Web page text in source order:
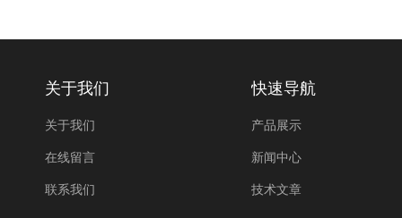
关于我们
关于我们
在线留言
联系我们
快速导航
产品展示
新闻中心
技术文章